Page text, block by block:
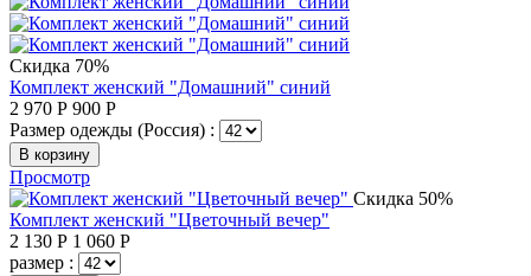
Скидка 70%
Комплект женский "Домашний" синий
2 970 Р 900 Р
Размер одежды (Россия) :
В корзину
Просмотр
Скидка 50%
Комплект женский "Цветочный вечер"
2 130 Р 1 060 Р
размер :